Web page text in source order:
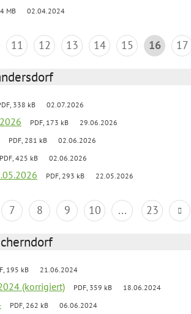
MB 02.04.2024
11 12 13 14 15 16 17
338 kB 02.07.2026
PDF, 173 kB 29.06.2026
PDF, 281 kB 02.06.2026
PDF, 425 kB 02.06.2026
PDF, 293 kB 22.05.2026
7 8 9 10 ... 23
195 kB 21.06.2024
(korrigiert) PDF, 359 kB 18.06.2024
PDF, 262 kB 06.06.2024